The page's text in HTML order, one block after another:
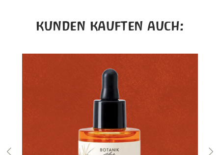
KUNDEN KAUFTEN AUCH: